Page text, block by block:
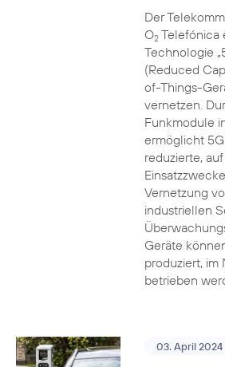
Der
O2Telefónica
Technologie
(Reduced
of-Things-
vernetzen.
Funkmodule
ermöglicht
reduzierte,
Vernetzung
industriellen
Geräte
produziert, im
betrieben
03. April 2024